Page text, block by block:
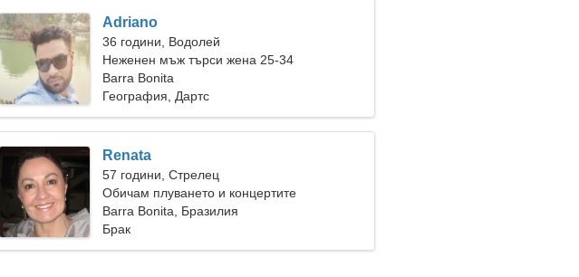
Adriano
36 години, Водолей
Неженен мъж търси жена 25-34
Barra Bonita
География, Дартс
Renata
57 години, Стрелец
Обичам плуването и концертите
Barra Bonita, Бразилия
Брак